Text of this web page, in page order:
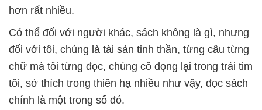
hơn rất nhiều.
Có thể đối với người khác, sách không là gì, nhưng
đối với tôi, chúng là tài sản tinh thần, từng câu từng
chữ mà tôi từng đọc, chúng cô đọng lại trong trái tim
tôi, sở thích trong thiên hạ nhiều như vậy, đọc sách
chính là một trong số đó.